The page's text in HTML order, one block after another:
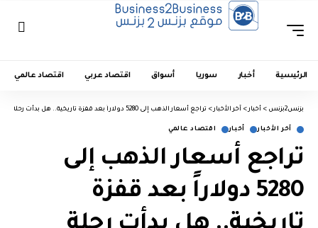
الرئيسية أخبار سوريا أسواق اقتصاد عربي اقتصاد عالمي
بزنس2بزنس > أخبار > آخر الأخبار > تراجع أسعار الذهب إلى 5280 دولاراً بعد قفزة تاريخية.. هل بدأت رحلة التصحيح؟
آخر الأخبار أخبار اقتصاد عالمي
تراجع أسعار الذهب إلى
5280 دولاراً بعد قفزة